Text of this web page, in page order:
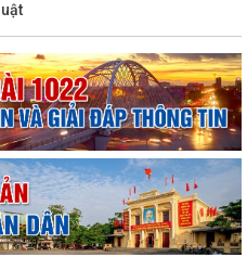
của tư duy đối ngoại Việt Nam
HÓA TRONG KỶ NGUYÊN MỚI Ở
PHỐ HẢI...
hội nghị trực tuyến báo cáo viên
bơm, hồ đập sau mưa lớn